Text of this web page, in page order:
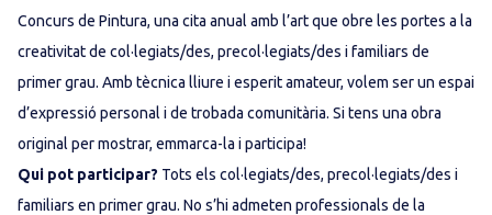
Concurs de Pintura, una cita anual amb l’art que obre les portes a la
creativitat de col·legiats/des, precol·legiats/des i familiars de
primer grau. Amb tècnica lliure i esperit amateur, volem ser un espai
d’expressió personal i de trobada comunitària. Si tens una obra
original per mostrar, emmarca-la i participa!
Qui pot participar? Tots els col·legiats/des, precol·legiats/des i
familiars en primer grau. No s’hi admeten professionals de la